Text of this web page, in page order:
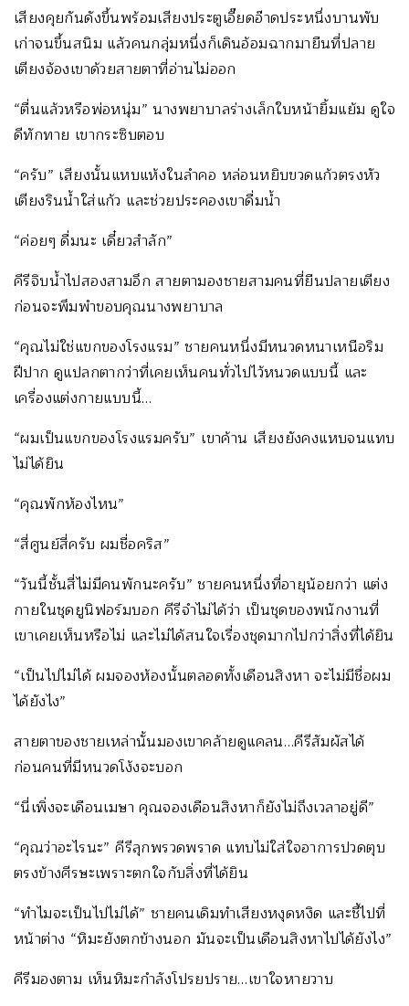
เสียงคุยกันดังขึ้นพร้อมเสียงประตูเอี๊ยดอ๊าดประหนึ่งบานพับ
เก่าจนขึ้นสนิม แล้วคนกลุ่มหนึ่งก็เดินอ้อมฉากมายืนที่ปลาย
เตียงจ้องเขาด้วยสายตาที่อ่านไม่ออก
“ตื่นแล้วหรือพ่อหนุ่ม” นางพยาบาลร่างเล็กใบหน้ายิ้มแย้ม ดูใจ
ดีทักทาย เขากระซิบตอบ
“ครับ” เสียงนั้นแหบแห้งในลำคอ หล่อนหยิบขวดแก้วตรงหัว
เตียงรินน้ำใส่แก้ว และช่วยประคองเขาดื่มน้ำ
“ค่อยๆ ดื่มนะ เดี๋ยวสำลัก”
คีรีจิบน้ำไปสองสามอึก สายตามองชายสามคนที่ยืนปลายเตียง
ก่อนจะพึมพำขอบคุณนางพยาบาล
“คุณไม่ใช่แขกของโรงแรม” ชายคนหนึ่งมีหนวดหนาเหนือริม
ฝีปาก ดูแปลกตากว่าที่เคยเห็นคนทั่วไปไว้หนวดแบบนี้ และ
เครื่องแต่งกายแบบนี้…
“ผมเป็นแขกของโรงแรมครับ” เขาค้าน เสียงยังคงแหบจนแทบ
ไม่ได้ยิน
“คุณพักห้องไหน”
“สี่ศูนย์สี่ครับ ผมชื่อคริส”
“วันนี้ชั้นสี่ไม่มีคนพักนะครับ” ชายคนหนึ่งที่อายุน้อยกว่า แต่ง
กายในชุดยูนิฟอร์มบอก คีรีจำไม่ได้ว่า เป็นชุดของพนักงานที่
เขาเคยเห็นหรือไม่ และไม่ได้สนใจเรื่องชุดมากไปกว่าสิ่งที่ได้ยิน
“เป็นไปไม่ได้ ผมจองห้องนั้นตลอดทั้งเดือนสิงหา จะไม่มีชื่อผม
ได้ยังไง”
สายตาของชายเหล่านั้นมองเขาคล้ายดูแคลน…คีรีสัมผัสได้
ก่อนคนที่มีหนวดโง้งจะบอก
“นี่เพิ่งจะเดือนเมษา คุณจองเดือนสิงหาก็ยังไม่ถึงเวลาอยู่ดี”
“คุณว่าอะไรนะ” คีรีลุกพรวดพราด แทบไม่ใส่ใจอาการปวดตุบ
ตรงข้างศีรษะเพราะตกใจกับสิ่งที่ได้ยิน
“ทำไมจะเป็นไปไม่ได้” ชายคนเดิมทำเสียงหงุดหงิด และชี้ไปที่
หน้าต่าง “หิมะยังตกข้างนอก มันจะเป็นเดือนสิงหาไปได้ยังไง”
คีรีมองตาม เห็นหิมะกำลังโปรยปราย…เขาใจหายวาบ